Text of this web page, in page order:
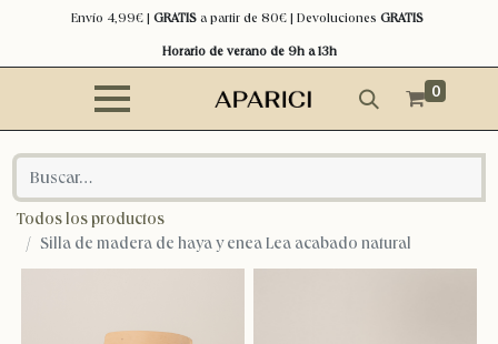
Envío 4,99€ | GRATISa partir de 80€ | Devoluciones GRATIS
Horario de verano de 9h a 13h
0
Todos los productos
Silla de madera de haya y enea Lea acabado natural